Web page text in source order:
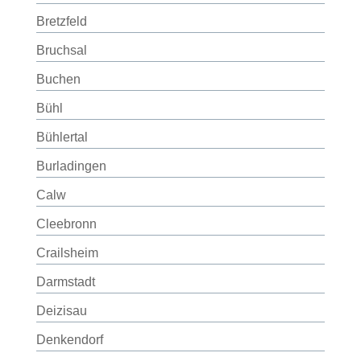
Bretzfeld
Bruchsal
Buchen
Bühl
Bühlertal
Burladingen
Calw
Cleebronn
Crailsheim
Darmstadt
Deizisau
Denkendorf